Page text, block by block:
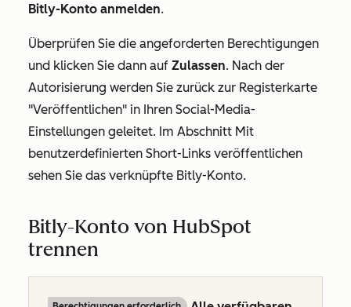
Bitly-Konto anmelden.
Überprüfen Sie die angeforderten Berechtigungen
und klicken Sie dann auf Zulassen. Nach der
Autorisierung werden Sie zurück zur Registerkarte
"Veröffentlichen" in Ihren Social-Media-
Einstellungen geleitet. Im Abschnitt Mit
benutzerdefinierten Short-Links veröffentlichen
sehen Sie das verknüpfte Bitly-Konto.
Bitly-Konto von HubSpot
trennen